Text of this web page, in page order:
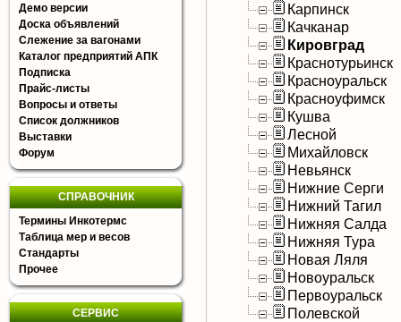
Демо версии
Доска объявлений
Слежение за вагонами
Каталог предприятий АПК
Подписка
Прайс-листы
Вопросы и ответы
Список должников
Выставки
Форум
СПРАВОЧНИК
Термины Инкотермс
Таблица мер и весов
Стандарты
Прочее
СЕРВИС
Карпинск
Качканар
Кировград
Краснотурьинск
Красноуральск
Красноуфимск
Кушва
Лесной
Михайловск
Невьянск
Нижние Серги
Нижний Тагил
Нижняя Салда
Нижняя Тура
Новая Ляля
Новоуральск
Первоуральск
Полевской